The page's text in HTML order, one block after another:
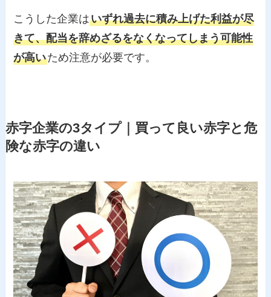
こうした企業はいずれ過去に積み上げた利益が尽
きて、配当を辞めざるをなくなってしまう可能性
が高いため注意が必要です。
赤字企業の3タイプ｜買って良い赤字と危
険な赤字の違い